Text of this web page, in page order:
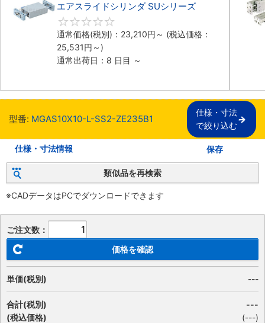
エアスライドシリンダ SUシリーズ
通常価格(税別)： 23,210円 ～ (税込価格：
25,531円 ～)
通常出荷日：8 日目 ～
型番: MGAS10X10-L-SS2-ZE235B1
仕様・寸法
で絞り込む
仕様・寸法情報 保存
類似品を再検索
※CADデータはPCでダウンロードできます
ご注文数：
価格を確認
単価(税別) ---
合計(税別)
(税込価格)
---
(---)